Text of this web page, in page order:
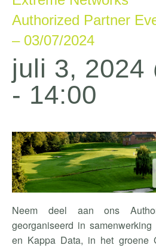
Authorized Partner
– 03/07/2024
juli 3, 2024
- 14:00
Neem deel aan ons
georganiseerd in
en Kappa Data, in het groene